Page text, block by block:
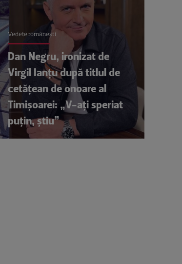
Vedete româneşti
Dan Negru, ironizat de
Virgil Ianțu după titlul de
cetățean de onoare al
Timișoarei: „V-ați speriat
puțin, știu”